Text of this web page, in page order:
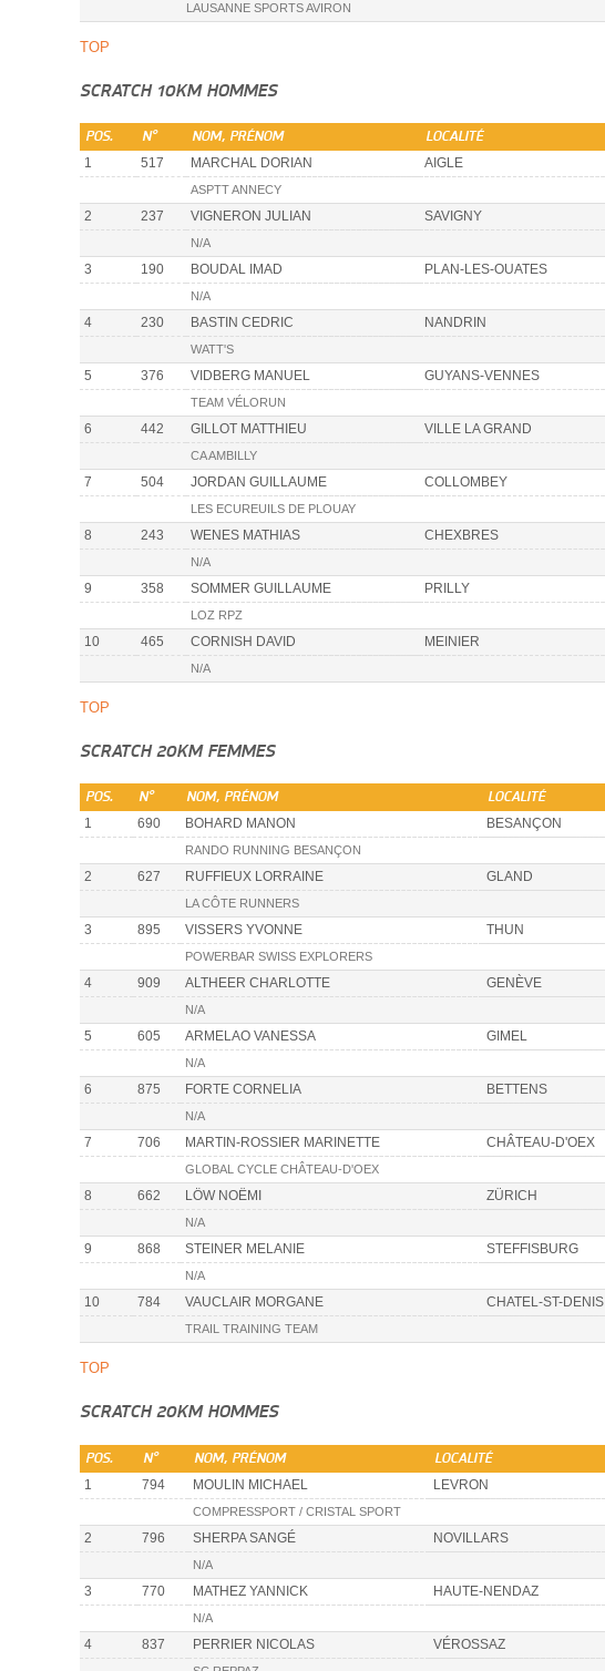
LAUSANNE SPORTS AVIRON
TOP
SCRATCH 10KM HOMMES
POS. N° NOM, PRÉNOM LOCALITÉ
1 517 MARCHAL DORIAN AIGLE
ASPTT ANNECY
2 237 VIGNERON JULIAN SAVIGNY
N/A
3 190 BOUDAL IMAD PLAN-LES-OUATES
N/A
4 230 BASTIN CEDRIC NANDRIN
WATT'S
5 376 VIDBERG MANUEL GUYANS-VENNES
TEAM VÉLORUN
6 442 GILLOT MATTHIEU VILLE LA GRAND
CA AMBILLY
7 504 JORDAN GUILLAUME COLLOMBEY
LES ECUREUILS DE PLOUAY
8 243 WENES MATHIAS CHEXBRES
N/A
9 358 SOMMER GUILLAUME PRILLY
LOZ RPZ
10 465 CORNISH DAVID MEINIER
N/A
TOP
SCRATCH 20KM FEMMES
POS. N° NOM, PRÉNOM LOCALITÉ
1 690 BOHARD MANON BESANÇON
RANDO RUNNING BESANÇON
2 627 RUFFIEUX LORRAINE GLAND
LA CÔTE RUNNERS
3 895 VISSERS YVONNE THUN
POWERBAR SWISS EXPLORERS
4 909 ALTHEER CHARLOTTE GENÈVE
N/A
5 605 ARMELAO VANESSA GIMEL
N/A
6 875 FORTE CORNELIA BETTENS
N/A
7 706 MARTIN-ROSSIER MARINETTE CHÂTEAU-D'OEX
GLOBAL CYCLE CHÂTEAU-D'OEX
8 662 LÖW NOËMI ZÜRICH
N/A
9 868 STEINER MELANIE STEFFISBURG
N/A
10 784 VAUCLAIR MORGANE CHATEL-ST-DENIS
TRAIL TRAINING TEAM
TOP
SCRATCH 20KM HOMMES
POS. N° NOM, PRÉNOM LOCALITÉ
1 794 MOULIN MICHAEL LEVRON
COMPRESSPORT / CRISTAL SPORT
2 796 SHERPA SANGÉ NOVILLARS
N/A
3 770 MATHEZ YANNICK HAUTE-NENDAZ
N/A
4 837 PERRIER NICOLAS VÉROSSAZ